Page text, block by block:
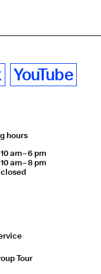
YouTube
hours
Opening hours
10 am – 6 pm
10 am – 8 pm
closed
Tour